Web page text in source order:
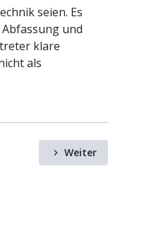
seien. Es
und
klare
als
Weiter